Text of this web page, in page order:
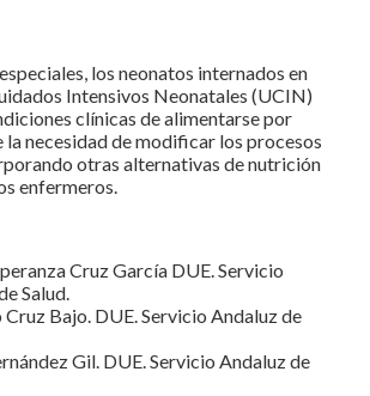
los neonatos internados en
Intensivos Neonatales (UCIN)
clínicas de alimentarse por
la necesidad de modificar los procesos
otras alternativas de nutrición
enfermeros.
Cruz García DUE. Servicio
Salud.
Bajo. DUE. Servicio Andaluz de
Gil. DUE. Servicio Andaluz de